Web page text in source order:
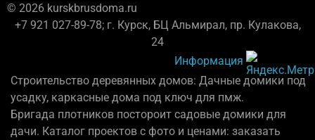
© 2026 kurskbrusdoma.ru
+7 921 027-89-78; г. Курск, БЦ Альмирал, пр. Кулакова,
24
Информация
Строительство деревянных домов: Дачные домики под
усадку, каркасные дома под ключ для пмж.
Бригада плотников постороит садовые домики для
дачи. Каталог проектов с фото и ценами: заказать